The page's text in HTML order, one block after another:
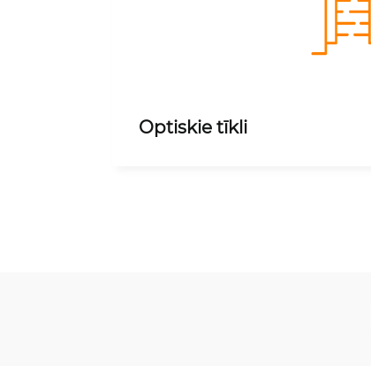
Optiskie tīkli